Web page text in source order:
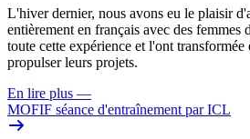
L'hiver dernier, nous avons eu le plaisir
entièrement en français avec des
toute cette expérience et l'ont transformée
propulser leurs projets.
En lire plus —
MOFIF séance d'entraînement par ICL